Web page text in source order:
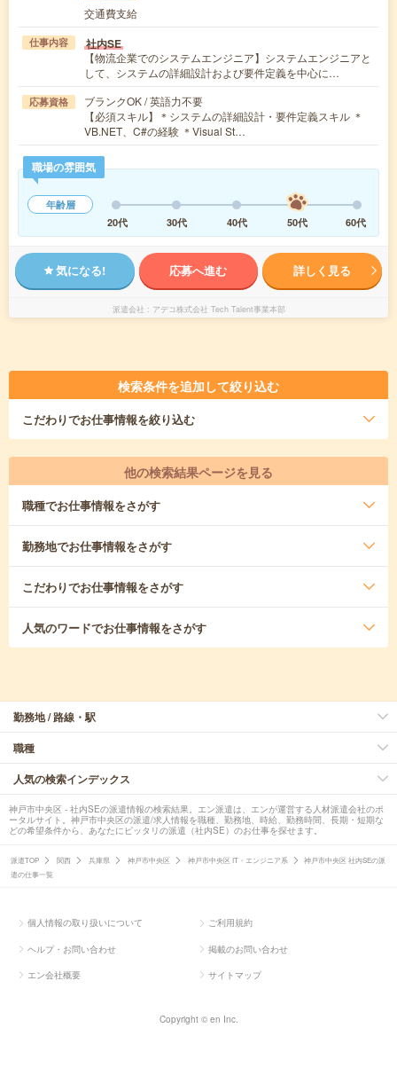
交通費支給
仕事内容 社内SE
【物流企業でのシステムエンジニア】システムエンジニアと
して、システムの詳細設計および要件定義を中心に…
応募資格
ブランクOK / 英語力不要
【必須スキル】＊システムの詳細設計・要件定義スキル ＊
VB.NET、C#の経験 ＊Visual St…
職場の雰囲気
年齢層
20代
30代 40代 50代 60代
気になる! 応募へ進む 詳しく見る
派遣会社 アデコ株式会社 Tech Talent事業本部
検索条件を追加して絞り込む
こだわりでお仕事情報を絞り込む
他の検索結果ページを見る
職種でお仕事情報をさがす
勤務地でお仕事情報をさがす
こだわりでお仕事情報をさがす
人気のワードでお仕事情報をさがす
勤務地 / 路線・駅
職種
人気の検索インデックス
神戸市中央区 - 社内SEの派遣情報の検索結果。エン派遣は、エンが運営する人材派遣会社のポ
ータルサイト。神戸市中央区の派遣/求人情報を職種、勤務地、時給、勤務時間、長期・短期な
どの希望条件から、あなたにピッタリの派遣（社内SE）のお仕事を探せます。
派遣TOP 関西 兵庫県 神戸市中央区 神戸市中央区 IT・エンジニア系
神戸市中央区 社内SEの派
遣の仕事一覧
個人情報の取り扱いについて ご利用規約
ヘルプ・お問い合わせ 掲載のお問い合わせ
エン会社概要 サイトマップ
Copyright © en Inc.